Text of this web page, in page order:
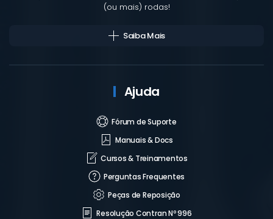
(ou mais) rodas!
Saiba Mais
Ajuda
Fórum de Suporte
Manuais & Docs
Cursos & Treinamentos
Perguntas Frequentes
Peças de Reposição
Resolução Contran Nº 996